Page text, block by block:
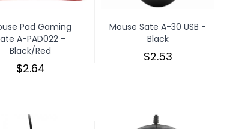
Pad Gaming
A-PAD022 -
Black/Red
$2.64
Mouse Sate A-30 USB -
Black
$2.53